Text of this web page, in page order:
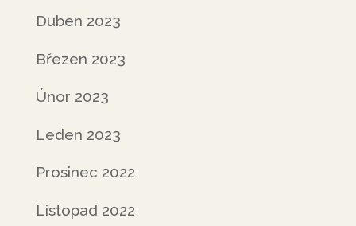
Duben 2023
Březen 2023
Únor 2023
Leden 2023
Prosinec 2022
Listopad 2022